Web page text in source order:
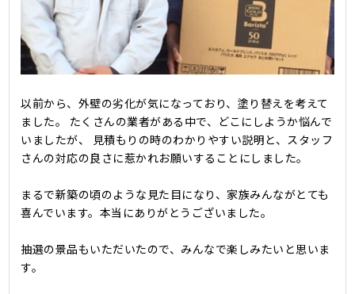
以前から、外壁の劣化が気になっており、塗り替えを考えて
ました。 たくさんの業者がある中で、どこにしようか悩んで
いましたが、 見積もりの時のわかりやすい説明と、スタッフ
さんの対応の良さに惹かれお願いすることにしました。
まるで新築の頃のような見た目になり、家族みんながとても
喜んでいます。本当にありがとうございました。
抽選の景品もいただいたので、みんなで楽しみたいと思いま
す。